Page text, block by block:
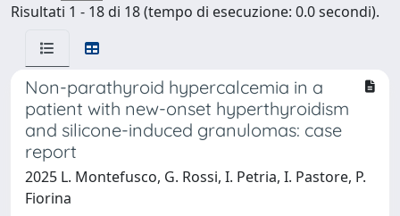
Risultati 1 - 18 di 18 (tempo di esecuzione: 0.0 secondi).
Non-parathyroid hypercalcemia in a
patient with new-onset hyperthyroidism
and silicone-induced granulomas: case
report
2025 L. Montefusco, G. Rossi, I. Petria, I. Pastore, P.
Fiorina